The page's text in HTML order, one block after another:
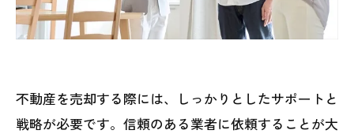
不動産を売却する際には、しっかりとしたサポートと
戦略が必要です。信頼のある業者に依頼することが大